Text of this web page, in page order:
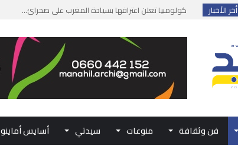
أخر الأخبار
يوسف التازي يحقق إنجازًا تاريخيًا ببلوغ قمة &#...
وزارة الداخلية: معلومات مضللة وشبكات الاتجار ب...
بلاغ من الديوان الملكي...
فن وثقافة منوعات سيدتي أسايس أماينو